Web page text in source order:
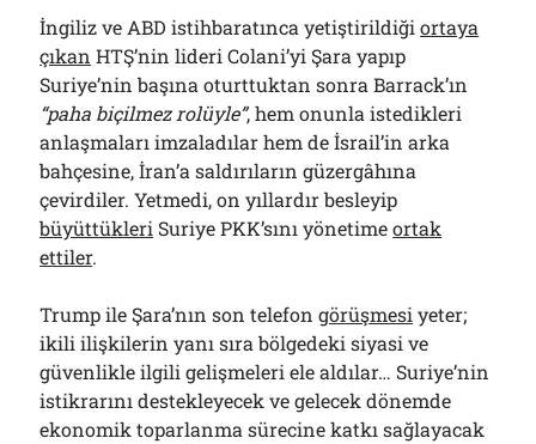
İngiliz ve ABD istihbaratınca yetiştirildiğiortaya
çıkan HTŞ’nin lideri Colani’yi Şara yapıp
Suriye’nin başına oturttuktan sonra Barrack’ın
“paha biçilmez rolüyle”, hem onunla istedikleri
anlaşmaları imzaladılar hem de İsrail’in arka
bahçesine, İran’a saldırıların güzergâhına
çevirdiler. Yetmedi, on yıllardır besleyip
büyüttükleri Suriye PKK’sını yönetimeortak
ettiler.
Trump ile Şara’nın son telefongörüşmesi yeter;
ikili ilişkilerin yanı sıra bölgedeki siyasi ve
güvenlikle ilgili gelişmeleri ele aldılar… Suriye’nin
istikrarını destekleyecek ve gelecek dönemde
ekonomik toparlanma sürecine katkı sağlayacak